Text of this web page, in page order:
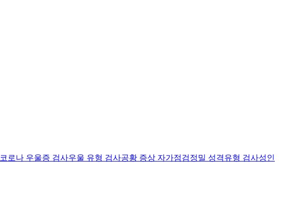
코로나 우울증 검사우울 유형 검사공황 증상 자가점검정밀 성격유형 검사성인